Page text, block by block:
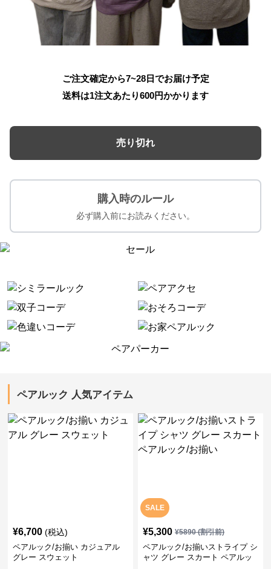
ご注文確定から7~28日でお届け予定
送料は1注文あたり600円かかります
売り切れ
購入時のルール
必ず購入前にお読みください。
ペアルック 人気アイテム
¥6,700 (税込)
ペアルック/お揃い カジュアル
グレー スウェット
SALE
¥5,300 ¥5890(割引前)
ペアルック/お揃いストライプ シ
ャツ グレー スカート ペアルッ